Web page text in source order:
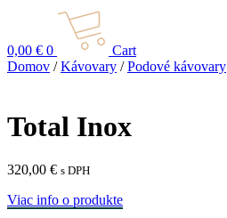
0,00 € 0
Cart
Domov /Kávovary /Podové kávovary
Total Inox
320,00 € s DPH
Viac info o produkte